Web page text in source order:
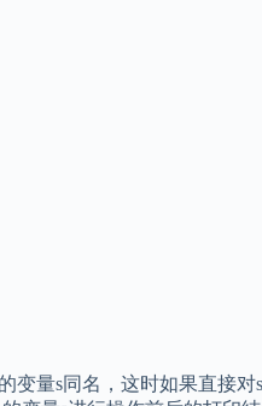
变量s同名，这时如果直接